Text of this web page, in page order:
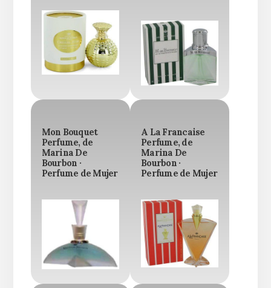
Mon Bouquet
Perfume, de
Marina De
Bourbon ·
Perfume de Mujer
A La Francaise
Perfume, de
Marina De
Bourbon ·
Perfume de Mujer